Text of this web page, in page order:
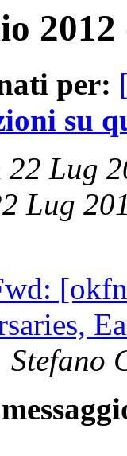
per:
su
22 Lug
Lug
Stefano